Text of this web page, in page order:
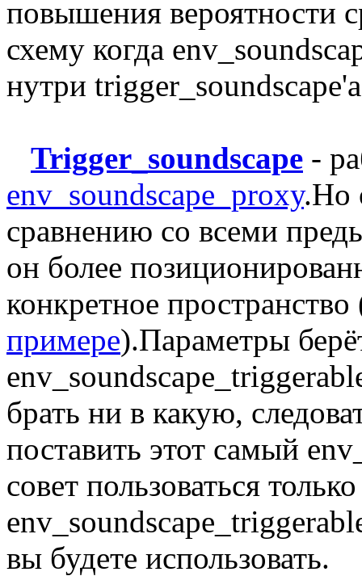
повышения вероятности
схему когда
нутри
Trigger_soundscape -
env_soundscape_proxy.Но
сравнению со всеми
он более
конкретное
примере).Параметры
брать ни в какую,
поставить этот самый
совет пользоваться
вы будете использовать.